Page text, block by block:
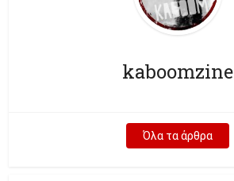
kaboomzine
Όλα τα άρθρα